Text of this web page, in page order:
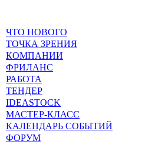
ЧТО НОВОГО
ТОЧКА ЗРЕНИЯ
КОМПАНИИ
ФРИЛАНС
РАБОТА
ТЕНДЕР
IDEASTOCK
МАСТЕР-КЛАСС
КАЛЕНДАРЬ СОБЫТИЙ
ФОРУМ